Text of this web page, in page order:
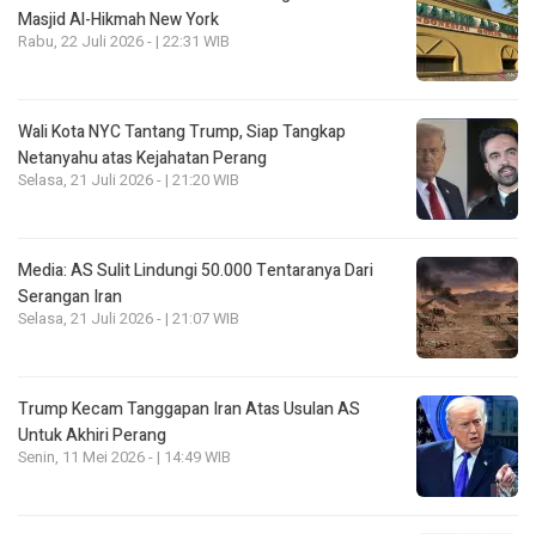
Masjid Al-Hikmah New York
Rabu, 22 Juli 2026 - | 22:31 WIB
Wali Kota NYC Tantang Trump, Siap Tangkap
Netanyahu atas Kejahatan Perang
Selasa, 21 Juli 2026 - | 21:20 WIB
Media: AS Sulit Lindungi 50.000 Tentaranya Dari
Serangan Iran
Selasa, 21 Juli 2026 - | 21:07 WIB
Trump Kecam Tanggapan Iran Atas Usulan AS
Untuk Akhiri Perang
Senin, 11 Mei 2026 - | 14:49 WIB